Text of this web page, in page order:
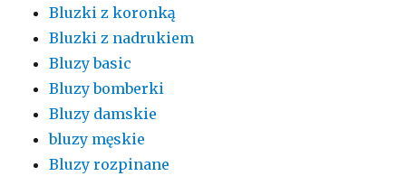
Bluzki z koronką
Bluzki z nadrukiem
Bluzy basic
Bluzy bomberki
Bluzy damskie
bluzy męskie
Bluzy rozpinane